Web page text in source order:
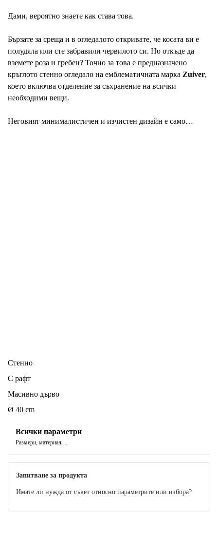
Дами, вероятно знаете как става това.
Бързате за среща и в огледалото откривате, че косата ви е
полудяла или сте забравили червилото си. Но откъде да
вземете роза и гребен? Точно за това е предназначено
кръглото стенно огледало на емблематичната марка Zuiver,
което включва отделение за съхранение на всички
необходими вещи.
Неговият минималистичен и изчистен дизайн е само
Стенно
С рафт
Масивно дърво
Ø 40 cm
Всички параметри
Размери, материал, ...
Запитване за продукта
Имате ли нужда от съвет относно параметрите или избора?